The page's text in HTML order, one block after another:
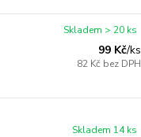
99 Kč/ks
82 Kč bez DPH
Skladem > 20 ks
Skladem 14 ks